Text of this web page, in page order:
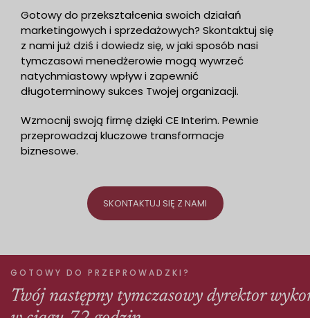
Gotowy do przekształcenia swoich działań
marketingowych i sprzedażowych? Skontaktuj się
z nami już dziś i dowiedz się, w jaki sposób nasi
tymczasowi menedżerowie mogą wywrzeć
natychmiastowy wpływ i zapewnić
długoterminowy sukces Twojej organizacji.
Wzmocnij swoją firmę dzięki CE Interim. Pewnie
przeprowadzaj kluczowe transformacje
biznesowe.
SKONTAKTUJ SIĘ Z NAMI
GOTOWY DO PRZEPROWADZKI?
Twój następny tymczasowy dyrektor